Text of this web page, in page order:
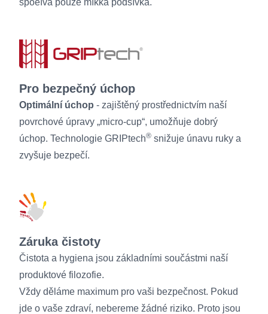
spoèívá pouze mìkká podšívka.
Pro bezpečný úchop
Optimální úchop - zajištěný prostřednictvím naší
povrchové úpravy „micro-cup“, umožňuje dobrý
úchop. Technologie GRIPtech® snižuje únavu ruky a
zvyšuje bezpečí.
Záruka čistoty
Čistota a hygiena jsou základními součástmi naší
produktové filozofie.
Vždy děláme maximum pro vaši bezpečnost. Pokud
jde o vaše zdraví, nebereme žádné riziko. Proto jsou